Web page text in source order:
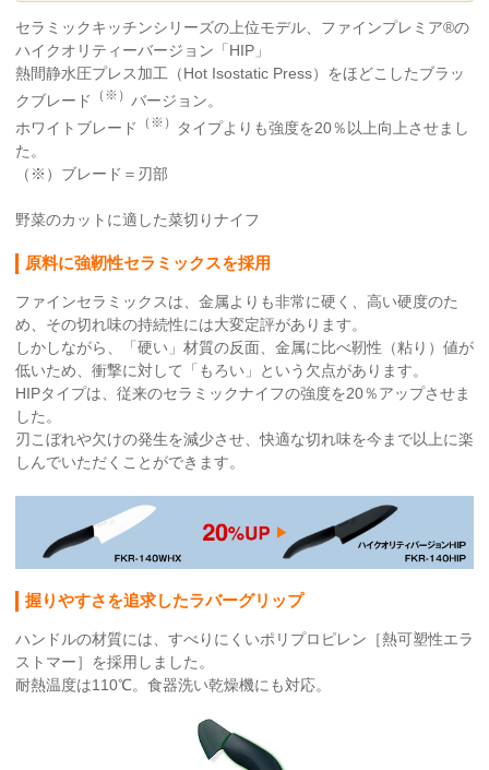
セラミックキッチンシリーズの上位モデル、ファインプレミア®の
ハイクオリティーバージョン「HIP」
熱間静水圧プレス加工（Hot Isostatic Press）をほどこしたブラッ
クブレード
（※） バージョン。
ホワイトブレード
（※）
タイプよりも強度を20％以上向上させまし
た。
（※）ブレード＝刃部
野菜のカットに適した菜切りナイフ
原料に強靭性セラミックスを採用
ファインセラミックスは、金属よりも非常に硬く、高い硬度のた
め、その切れ味の持続性には大変定評があります。
しかしながら、「硬い」材質の反面、金属に比べ靭性（粘り）値が
低いため、衝撃に対して「もろい」という欠点があります。
HIPタイプは、従来のセラミックナイフの強度を20％アップさせま
した。
刃こぼれや欠けの発生を減少させ、快適な切れ味を今まで以上に楽
しんでいただくことができます。
握りやすさを追求したラバーグリップ
ハンドルの材質には、すべりにくいポリプロピレン［熱可塑性エラ
ストマー］を採用しました。
耐熱温度は110℃。食器洗い乾燥機にも対応。